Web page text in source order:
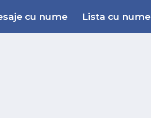
cu nume Lista cu nume